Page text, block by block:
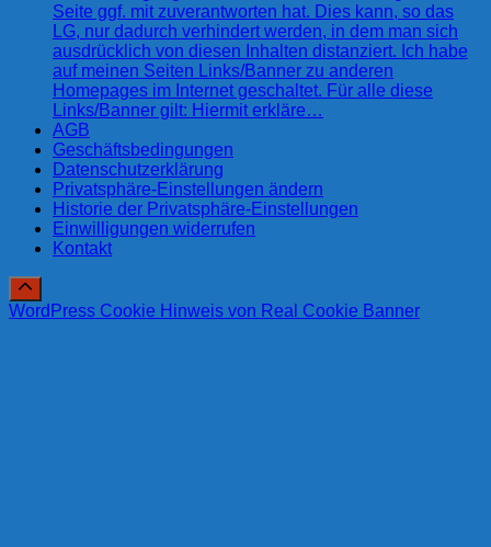
Seite ggf. mit zuverantworten hat. Dies kann, so das
LG, nur dadurch verhindert werden, in dem man sich
ausdrücklich von diesen Inhalten distanziert. Ich habe
auf meinen Seiten Links/Banner zu anderen
Homepages im Internet geschaltet. Für alle diese
Links/Banner gilt: Hiermit erkläre…
AGB
Geschäftsbedingungen
Datenschutzerklärung
Privatsphäre-Einstellungen ändern
Historie der Privatsphäre-Einstellungen
Einwilligungen widerrufen
Kontakt
WordPress Cookie Hinweis von Real Cookie Banner